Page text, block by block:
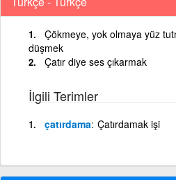
Çökmeye, yok olmaya yüz
düşmek
Çatır diye ses çıkarmak
İlgili Terimler
çatırdama Çatırdamak işi